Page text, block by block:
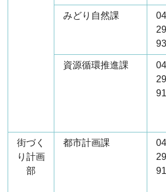
みどり自然課
資源循環推進課
街づく
り計画
部
都市計画課